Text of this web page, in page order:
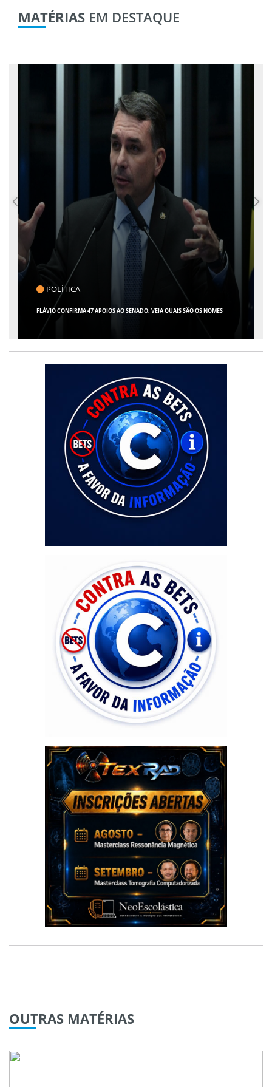
MATÉRIAS EM DESTAQUE
CLICK INDICA
GIRO POR SERGIPE, BRASIL E MUNDO - 07 DE AGOSTO DE 2026
OUTRAS MATÉRIAS